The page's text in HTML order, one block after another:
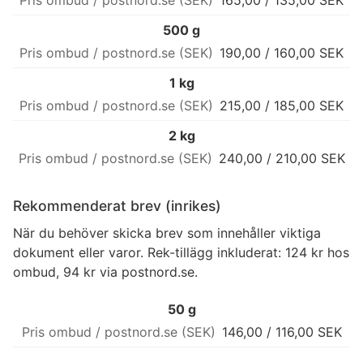
500 g
190,00 / 160,00 SEK
1 kg
215,00 / 185,00 SEK
2 kg
240,00 / 210,00 SEK
Rekommenderat brev (inrikes)
När du behöver skicka brev som innehåller viktiga
dokument eller varor. Rek-tillägg inkluderat: 124 kr hos
ombud, 94 kr via postnord.se.
50 g
146,00 / 116,00 SEK